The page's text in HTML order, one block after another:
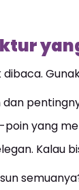
poin yang
Kalau